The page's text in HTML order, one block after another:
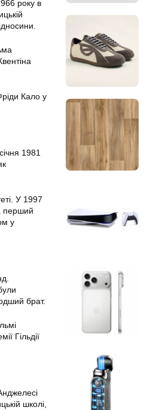
року в
Кало у
1981
У 1997
перший
у
брат.
Гільдії
школі,